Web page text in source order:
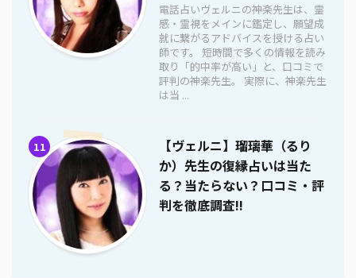
電話占いヴェルニの神楽先生は、霊
感・霊視をメインに鑑定し、願望成
就に繋がるアドバイスを授ける占い
師です。 短時間で多くの情報を読み
取り「的中率が高い」と、口コミで
評判の神楽先生。 実際に、神楽先生
は当 ...
11
【ヴェルニ】瑠璃華（るり
か）先生の復縁占いは当た
る？当たらない？口コミ・評
判を徹底調査!!